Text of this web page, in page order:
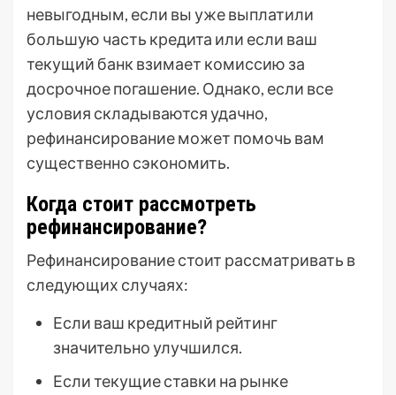
невыгодным, если вы уже выплатили
большую часть кредита или если ваш
текущий банк взимает комиссию за
досрочное погашение. Однако, если все
условия складываются удачно,
рефинансирование может помочь вам
существенно сэкономить.
Когда стоит рассмотреть
рефинансирование?
Рефинансирование стоит рассматривать в
следующих случаях:
Если ваш кредитный рейтинг
значительно улучшился.
Если текущие ставки на рынке